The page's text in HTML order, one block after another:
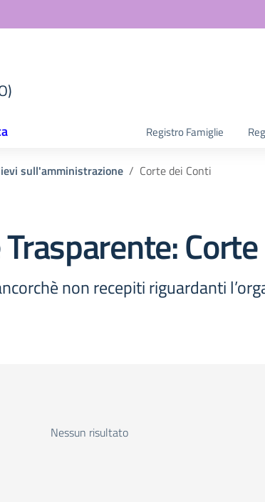
Registro Famiglie
sull'amministrazione Corte dei Conti
non recepiti riguardanti
Nessun risultato